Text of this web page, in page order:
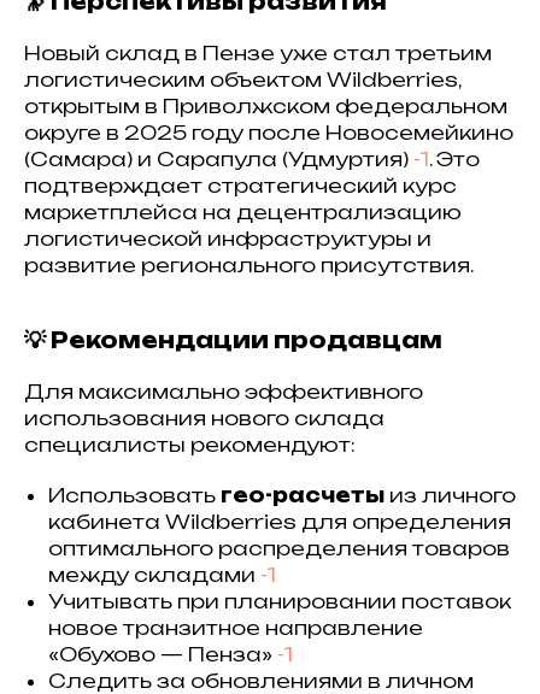
Новый склад в Пензе уже стал третьим
логистическим объектом Wildberries,
открытым в Приволжском федеральном
округе в 2025 году после Новосемейкино
(Самара) и Сарапула (Удмуртия) -1. Это
подтверждает стратегический курс
маркетплейса на децентрализацию
логистической инфраструктуры и
развитие регионального присутствия.
💡 Рекомендации продавцам
Для максимально эффективного
использования нового склада
специалисты рекомендуют:
Использовать гео-расчеты из личного
кабинета Wildberries для определения
оптимального распределения товаров
между складами -1
Учитывать при планировании поставок
новое транзитное направление
«Обухово — Пенза» -1
Следить за обновлениями в личном